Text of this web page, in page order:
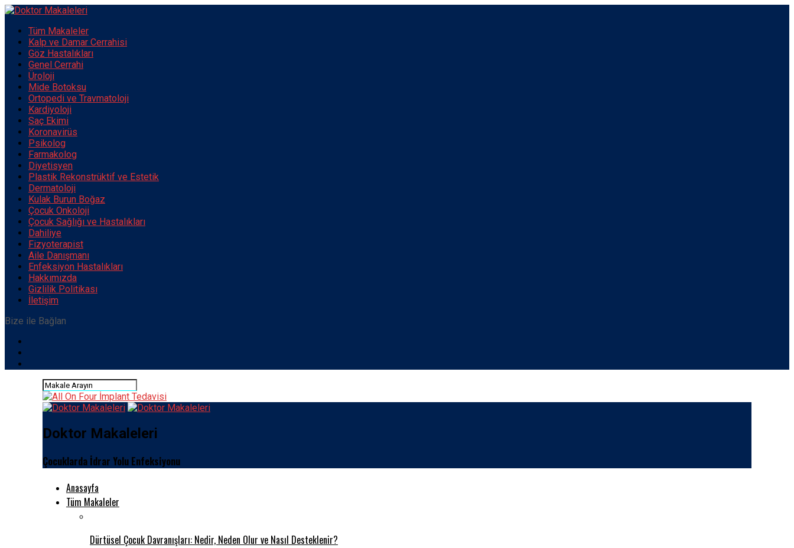
Tüm Makaleler
Kalp ve Damar Cerrahisi
Göz Hastalıkları
Genel Cerrahi
Üroloji
Mide Botoksu
Ortopedi ve Travmatoloji
Kardiyoloji
Saç Ekimi
Koronavirüs
Psikolog
Farmakolog
Diyetisyen
Plastik Rekonstrüktif ve Estetik
Dermatoloji
Kulak Burun Boğaz
Çocuk Onkoloji
Çocuk Sağlığı ve Hastalıkları
Dahiliye
Fizyoterapist
Aile Danışmanı
Enfeksiyon Hastalıkları
Hakkımızda
Gizlilik Politikası
İletişim
Bize ile Bağlan
Doktor Makaleleri
Çocuklarda İdrar Yolu Enfeksiyonu
Anasayfa
Tüm Makaleler
Dürtüsel Çocuk Davranışları: Nedir, Neden Olur ve Nasıl Desteklenir?